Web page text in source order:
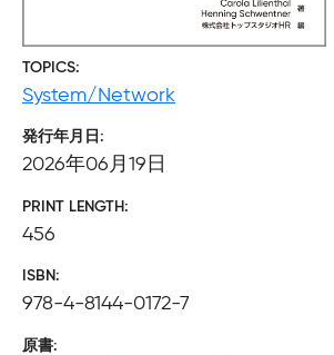
TOPICS
System/Network
発行年月日
2026年06月19日
PRINT LENGTH
456
ISBN
978-4-8144-0172-7
原書